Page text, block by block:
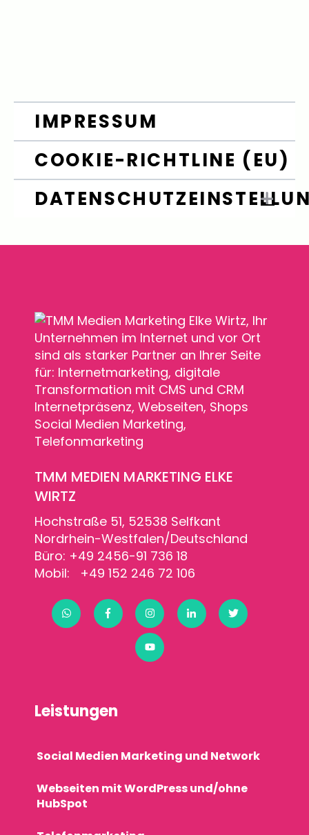
IMPRESSUM
COOKIE-RICHTLINE (EU)
TMM MEDIEN MARKETING ELKE
WIRTZ
Hochstraße 51, 52538 Selfkant
Nordrhein-Westfalen/Deutschland
Büro: +49 2456-91 736 18
Mobil: +49 152 246 72 106
Leistungen
Social Medien Marketing und Network
Webseiten mit WordPress und/ohne
HubSpot